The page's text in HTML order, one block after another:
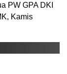
PW GPA DKI
Kamis